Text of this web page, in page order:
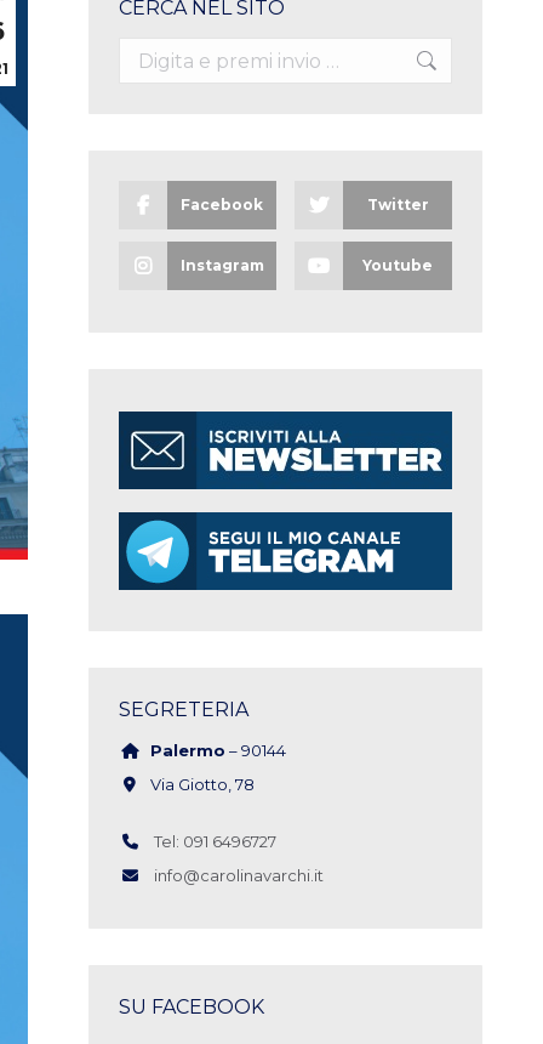
CERCA NEL SITO
Search:
Facebook Twitter
Instagram Youtube
SEGRETERIA
Palermo – 90144
Via Giotto, 78
Tel: 091 6496727
info@carolinavarchi.it
SU FACEBOOK